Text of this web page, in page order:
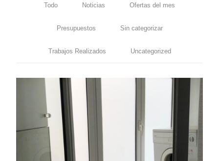
Todo Noticias Ofertas del mes
Presupuestos Sin categorizar
Trabajos Realizados Uncategorized